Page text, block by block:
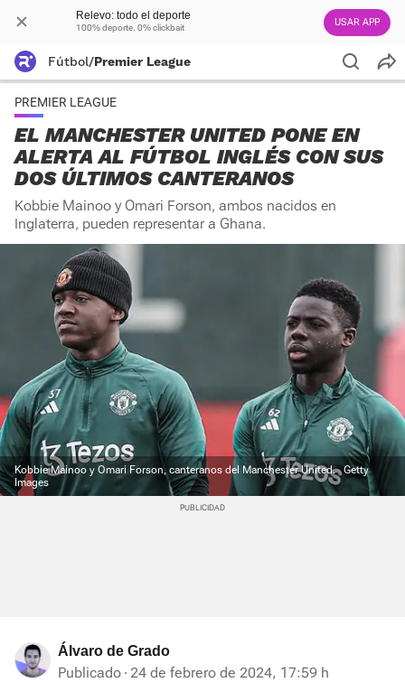
Relevo: todo el deporte
100% deporte. 0% clickbait USAR APP
Fútbol/Premier League
PREMIER LEAGUE
EL MANCHESTER UNITED PONE EN
ALERTA AL FÚTBOL INGLÉS CON SUS
DOS ÚLTIMOS CANTERANOS
Kobbie Mainoo y Omari Forson, ambos nacidos en
Inglaterra, pueden representar a Ghana.
Kobbie Mainoo y Omari Forson, canteranos del Manchester United. Getty
Images
Álvaro de Grado
Publicado 24 de febrero de 2024, 17:59 h